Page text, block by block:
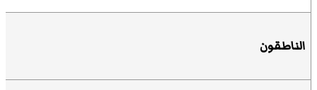
الناطقون